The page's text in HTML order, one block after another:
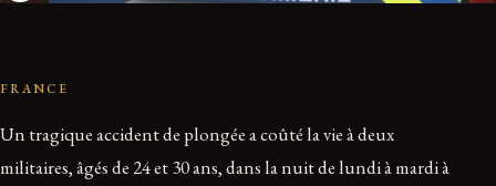
FRANCE
Un tragique accident de plongée a coûté la vie à deux
militaires, âgés de 24 et 30 ans, dans la nuit de lundi à mardi à